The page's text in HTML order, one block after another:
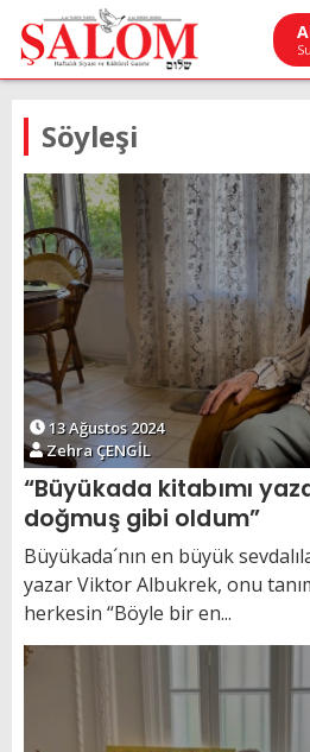
Söyleşi
13 Ağustos 2024
Zehra ÇENGİL
“Büyükada kitabımı
doğmuş gibi oldum”
Büyükada´nın en büyük
yazar Viktor Albukrek, onu
herkesin “Böyle bir en...